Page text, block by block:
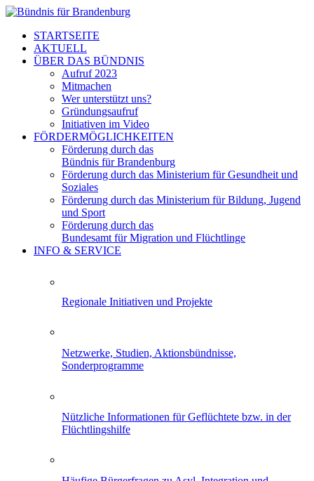
STARTSEITE
AKTUELL
ÜBER DAS BÜNDNIS
Aufruf 2023
Mitmachen
Wer unterstützt uns?
Gründungsaufruf
Initiativen im Video
FÖRDERMÖGLICHKEITEN
Förderung durch das
Bündnis für Brandenburg
Förderung durch das Ministerium für Gesundheit und
Soziales
Förderung durch das Ministerium für Bildung, Jugend
und Sport
Förderung durch das
Bundesamt für Migration und Flüchtlinge
INFO & SERVICE
Regionale Initiativen und Projekte
Netzwerke, Studien, Aktionsbündnisse,
Sonderprogramme
Nützliche Informationen für Geflüchtete bzw. in der
Flüchtlingshilfe